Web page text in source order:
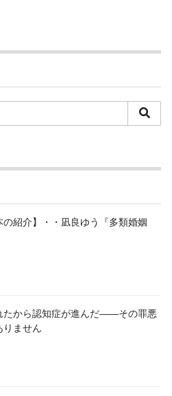
の紹介】・・凪良ゆう『多類婚姻
たから認知症が進んだ――その罪悪
りません